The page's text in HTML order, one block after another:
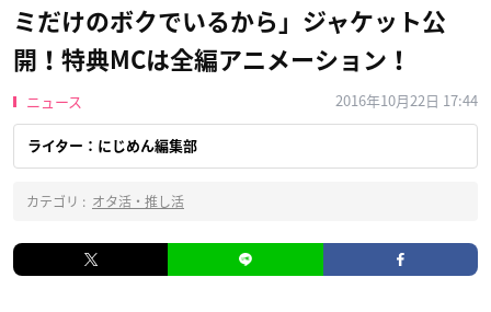
ミだけのボクでいるから」ジャケット公
開！特典MCは全編アニメーション！
ニュース 2016年10月22日 17:44
ライター：にじめん編集部
カテゴリ : オタ活・推し活